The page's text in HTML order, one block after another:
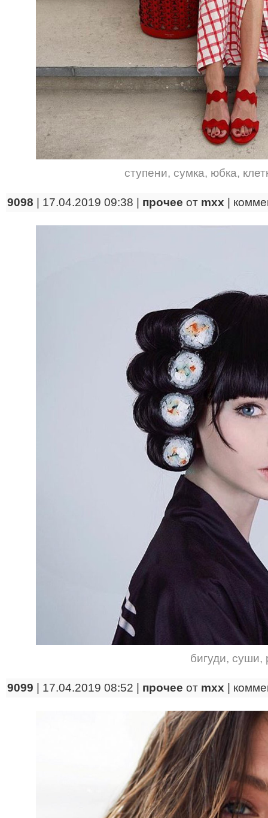
ступени, сумка, юбка,
9098 | 17.04.2019 09:38 | прочее от mxx
бигуди, суши,
9099 | 17.04.2019 08:52 | прочее от mxx